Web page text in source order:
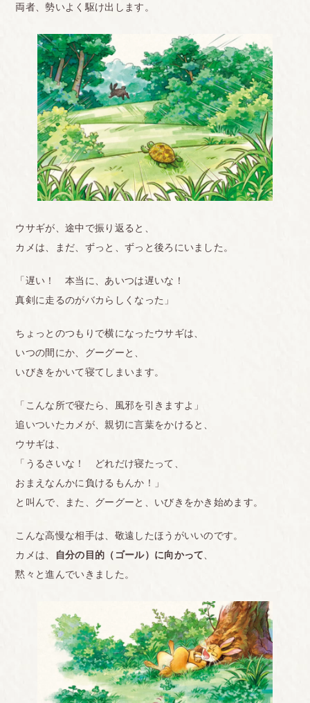
両者、勢いよく駆け出します。
ウサギが、途中で振り返ると、
カメは、まだ、ずっと、ずっと後ろにいました。
「遅い！ 本当に、あいつは遅いな！
真剣に走るのがバカらしくなった」
ちょっとのつもりで横になったウサギは、
いつの間にか、グーグーと、
いびきをかいて寝てしまいます。
「こんな所で寝たら、風邪を引きますよ」
追いついたカメが、親切に言葉をかけると、
ウサギは、
「うるさいな！ どれだけ寝たって、
おまえなんかに負けるもんか！」
と叫んで、また、グーグーと、いびきをかき始めます。
こんな高慢な相手は、敬遠したほうがいいのです。
カメは、
自分の目的（ゴール）に向かって
黙々と進んでいきました。